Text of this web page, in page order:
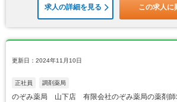
求人の詳細を見る この求人に
更新日：2024年11月10日
正社員 調剤薬局
のぞみ薬局 山下店 有限会社のぞみ薬局の薬剤師